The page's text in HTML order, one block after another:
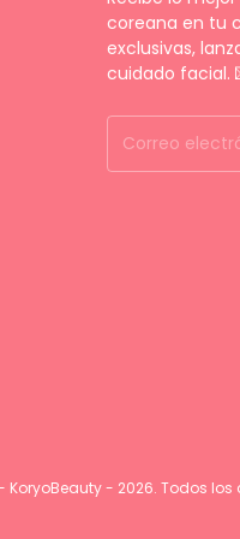
coreana en tu
exclusivas,
cuidado facial.
- 2026. Todos los